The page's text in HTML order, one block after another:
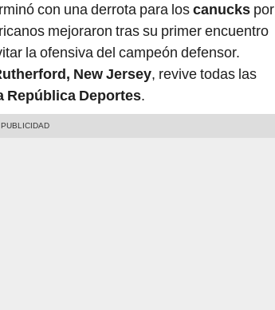
con una derrota para loscanucks por
mejoraron tras su primer encuentro
la ofensiva del campeón defensor.
New Jersey, revive todas las
República Deportes.